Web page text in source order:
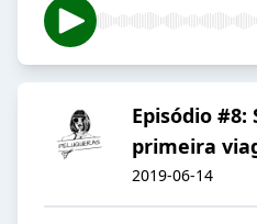
Episódio #8:
primeira
2019-06-14